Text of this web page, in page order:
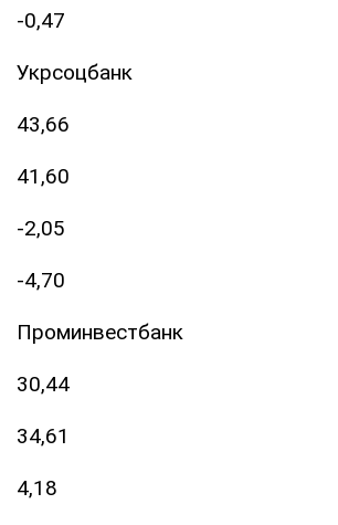
-0,47
Укрсоцбанк
43,66
41,60
-2,05
-4,70
Проминвестбанк
30,44
34,61
4,18